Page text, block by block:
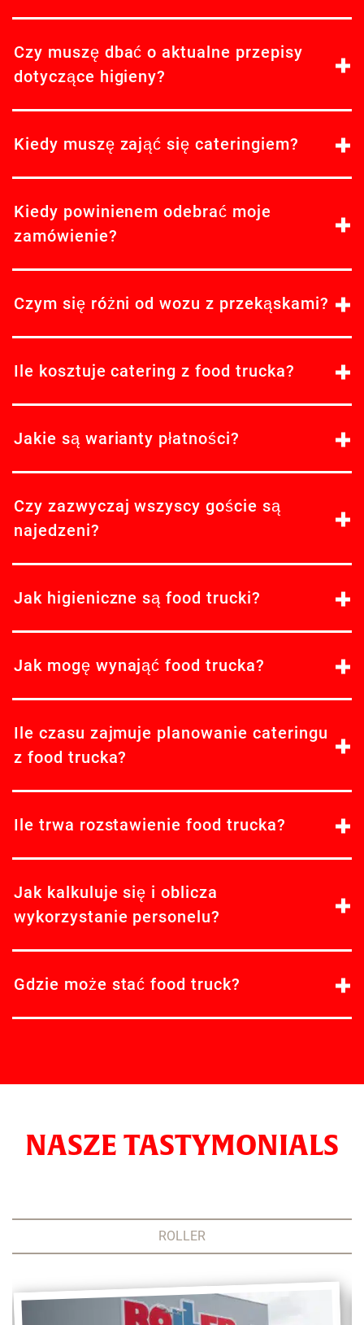
Czy muszę dbać o aktualne przepisy
dotyczące higieny?
Kiedy muszę zająć się cateringiem?
Kiedy powinienem odebrać moje
zamówienie?
Czym się różni od wozu z przekąskami?
Ile kosztuje catering z food trucka?
Jakie są warianty płatności?
Czy zazwyczaj wszyscy goście są
najedzeni?
Jak higieniczne są food trucki?
Jak mogę wynająć food trucka?
Ile czasu zajmuje planowanie cateringu
z food trucka?
Ile trwa rozstawienie food trucka?
Jak kalkuluje się i oblicza
wykorzystanie personelu?
Gdzie może stać food truck?
NASZE TASTYMONIALS
ROLLER